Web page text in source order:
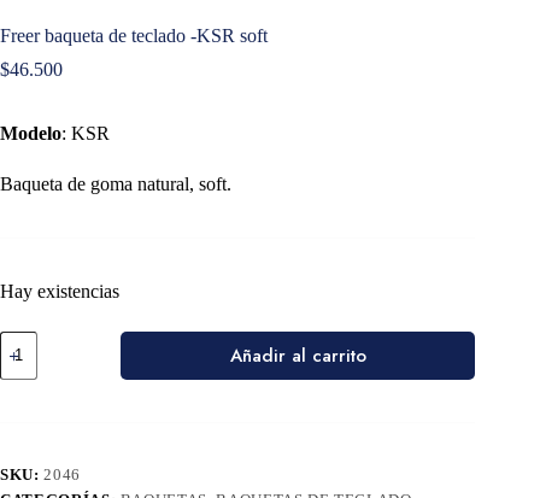
Freer baqueta de teclado -KSR soft
$46.500
Modelo: KSR
Baqueta de goma natural, soft.
Hay existencias
Añadir al carrito
SKU:2046